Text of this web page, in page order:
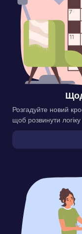
Розгадуйте новий
щоб розвинути